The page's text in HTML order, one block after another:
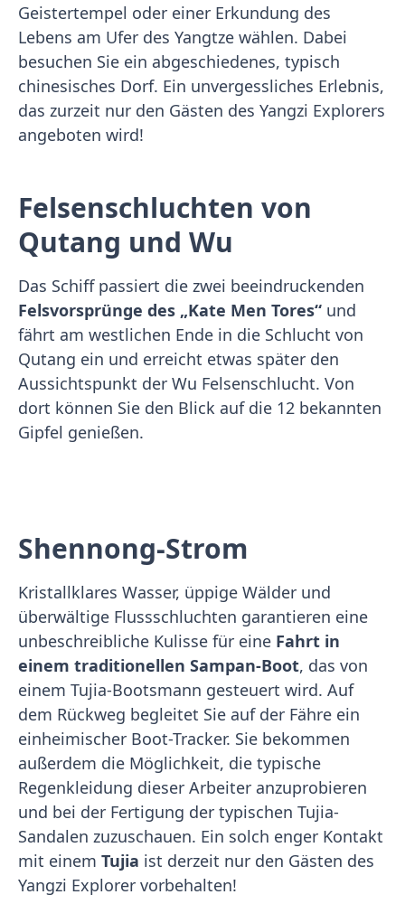
Geistertempel oder einer Erkundung des
Lebens am Ufer des Yangtze wählen. Dabei
besuchen Sie ein abgeschiedenes, typisch
chinesisches Dorf. Ein unvergessliches Erlebnis,
das zurzeit nur den Gästen des Yangzi Explorers
angeboten wird!
Felsenschluchten von
Qutang und Wu
Das Schiff passiert die zwei beeindruckenden
Felsvorsprünge des „Kate Men Tores“ und
fährt am westlichen Ende in die Schlucht von
Qutang ein und erreicht etwas später den
Aussichtspunkt der Wu Felsenschlucht. Von
dort können Sie den Blick auf die 12 bekannten
Gipfel genießen.
Shennong-Strom
Kristallklares Wasser, üppige Wälder und
überwältige Flussschluchten garantieren eine
unbeschreibliche Kulisse für eine Fahrt in
einem traditionellen Sampan-Boot, das von
einem Tujia-Bootsmann gesteuert wird. Auf
dem Rückweg begleitet Sie auf der Fähre ein
einheimischer Boot-Tracker. Sie bekommen
außerdem die Möglichkeit, die typische
Regenkleidung dieser Arbeiter anzuprobieren
und bei der Fertigung der typischen Tujia-
Sandalen zuzuschauen. Ein solch enger Kontakt
mit einem Tujia ist derzeit nur den Gästen des
Yangzi Explorer vorbehalten!